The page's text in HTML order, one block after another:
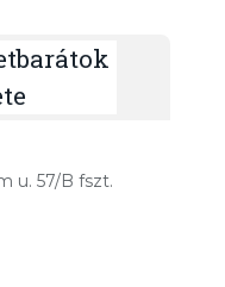
u. 57/B fszt.